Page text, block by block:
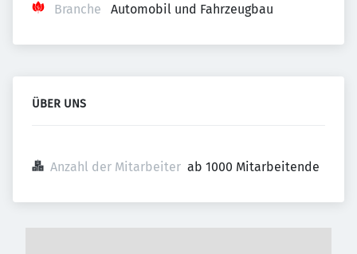
Branche
Automobil und Fahrzeugbau
ÜBER UNS
Anzahl der Mitarbeiter ab 1000 Mitarbeitende